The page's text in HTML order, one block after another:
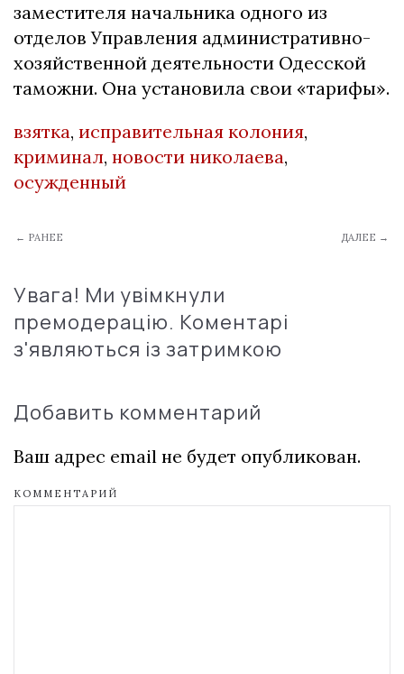
заместителя начальника одного из
отделов Управления административно-
хозяйственной деятельности Одесской
таможни. Она установила свои «тарифы».
взятка, исправительная колония,
криминал, новости николаева,
осужденный
← РАНЕЕ ДАЛЕЕ →
Увага! Ми увімкнули
премодерацію. Коментарі
з'являються із затримкою
Добавить комментарий
Ваш адрес email не будет опубликован.
КОММЕНТАРИЙ